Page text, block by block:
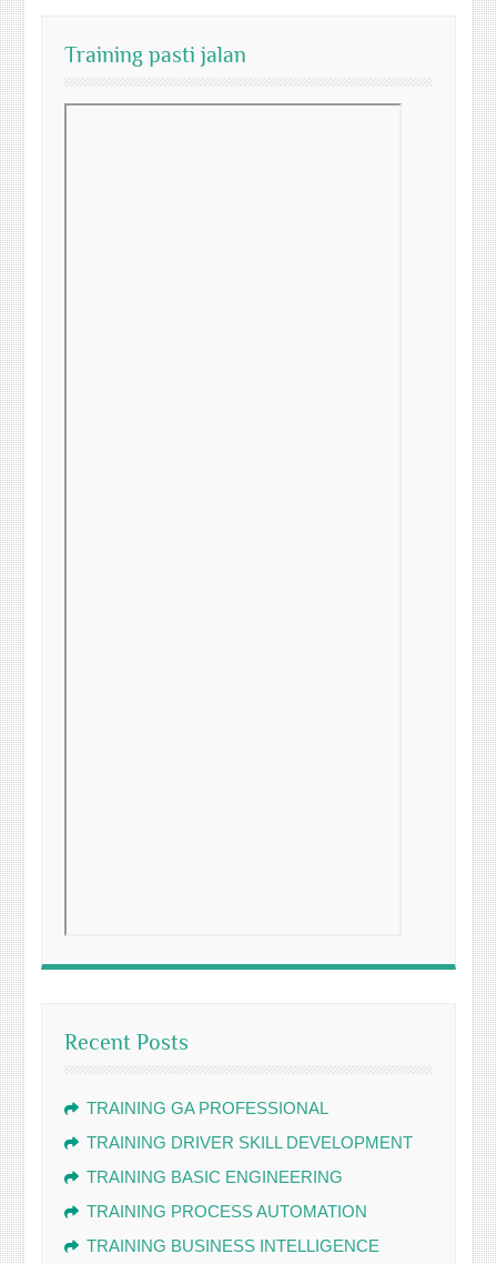
Training pasti jalan
Recent Posts
TRAINING GA PROFESSIONAL
TRAINING DRIVER SKILL DEVELOPMENT
TRAINING BASIC ENGINEERING
TRAINING PROCESS AUTOMATION
TRAINING BUSINESS INTELLIGENCE